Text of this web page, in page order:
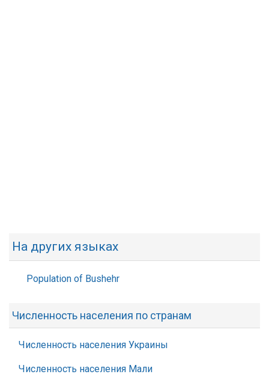
На других языках
Population of Bushehr
Численность населения по странам
Численность населения Украины
Численность населения Мали